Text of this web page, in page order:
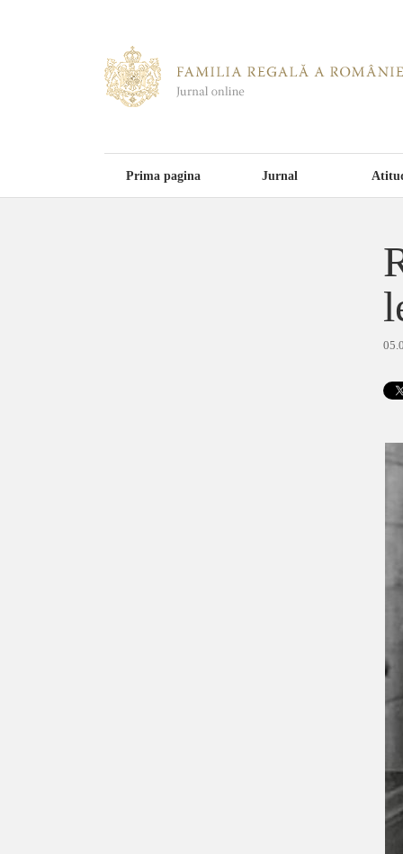
Prima pagina Jurnal